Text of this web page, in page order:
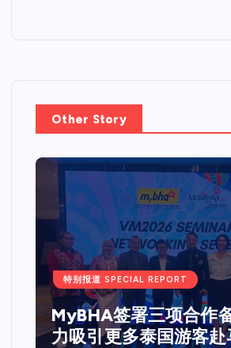
Other Story
特别报道 SPECIAL REPORT
Web 3.0 + IPO
站圆满落幕国际重量
马来西亚 共探Web3、
与企业未来发展新机遇